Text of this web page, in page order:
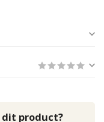
dit product?